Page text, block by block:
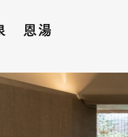
恩湯